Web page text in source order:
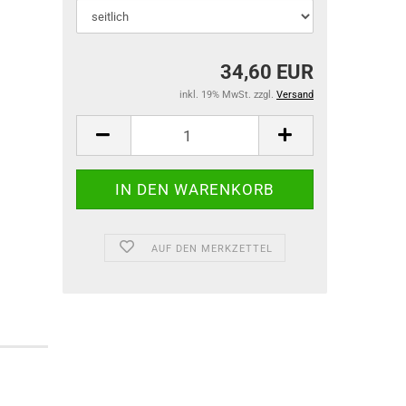
34,60 EUR
inkl. 19% MwSt. zzgl. Versand
AUF DEN MERKZETTEL